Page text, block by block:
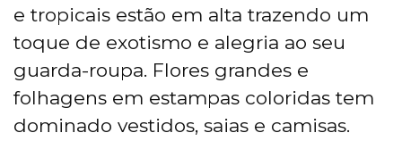
e tropicais estão em alta trazendo um
toque de exotismo e alegria ao seu
guarda-roupa. Flores grandes e
folhagens em estampas coloridas tem
dominado vestidos, saias e camisas.